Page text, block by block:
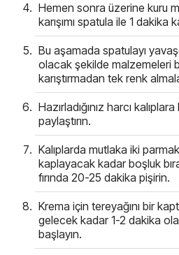
Hemen sonra üzerine kuru
karışımı spatula ile 1 dakika
Bu aşamada spatulayı
olacak şekilde malzemeleri
karıştırmadan tek renk
Hazırladığınız harcı
paylaştırın.
Kalıplarda mutlaka iki
kaplayacak kadar boşluk
fırında 20-25 dakika pişirin.
Krema için tereyağını bir
gelecek kadar 1-2 dakika
başlayın.